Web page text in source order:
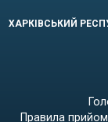
ХАРКІВСЬКИЙ
Правила